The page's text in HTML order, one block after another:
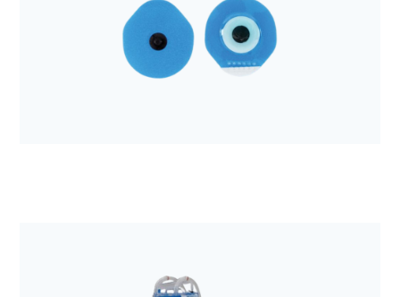
Anestezjologia i aparatura medyczna
Elektroda do defibrylacji Quik-Combo a'2